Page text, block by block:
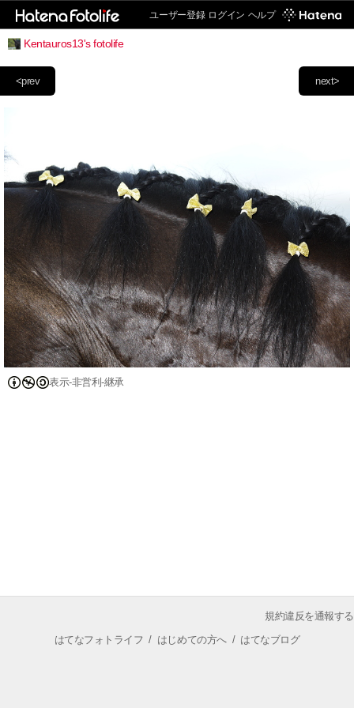
ユーザー登録 ログイン ヘルプ
Kentauros13's fotolife
next>
<prev
表示-非営利-継承
規約違反を通報する
はてなフォトライフ / はじめての方へ/ はてなブログ